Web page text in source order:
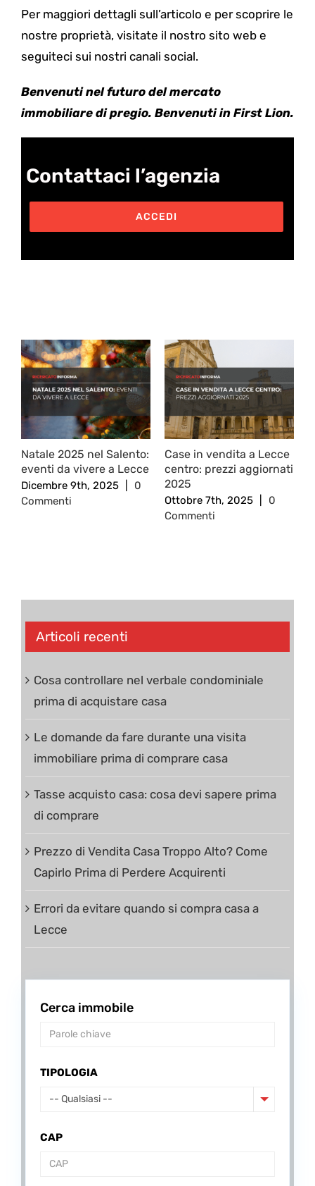
Per maggiori dettagli sull’articolo e per scoprire le
nostre proprietà, visitate il nostro sito web e
seguiteci sui nostri canali social.
Benvenuti nel futuro del mercato
immobiliare di pregio. Benvenuti in First Lion.
Contattaci l’agenzia
ACCEDI
Natale 2025 nel Salento:
eventi da vivere a Lecce
Dicembre 9th, 2025
0
Commenti
Case in vendita a Lecce
centro: prezzi aggiornati
2025
Ottobre 7th, 2025
0
Commenti
Articoli recenti
Cosa controllare nel verbale condominiale
prima di acquistare casa
Le domande da fare durante una visita
immobiliare prima di comprare casa
Tasse acquisto casa: cosa devi sapere prima
di comprare
Prezzo di Vendita Casa Troppo Alto? Come
Capirlo Prima di Perdere Acquirenti
Errori da evitare quando si compra casa a
Lecce
Cerca immobile
TIPOLOGIA
-- Qualsiasi --
CAP